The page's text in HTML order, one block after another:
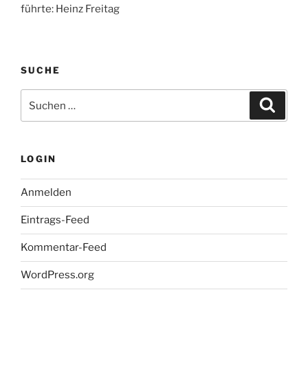
führte: Heinz Freitag
SUCHE
nach:
LOGIN
Anmelden
Eintrags-Feed
Kommentar-Feed
WordPress.org